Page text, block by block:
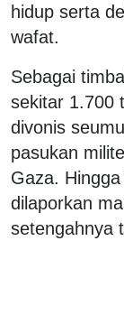
hidup serta
wafat.
Sebagai
sekitar 1.700
divonis
pasukan
Gaza.
dilaporkan
setengahnya